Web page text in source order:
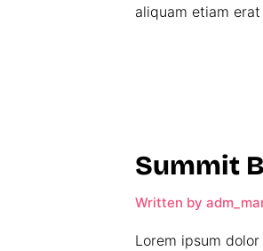
aliquam etiam
Summit
Written by
Lorem ipsum